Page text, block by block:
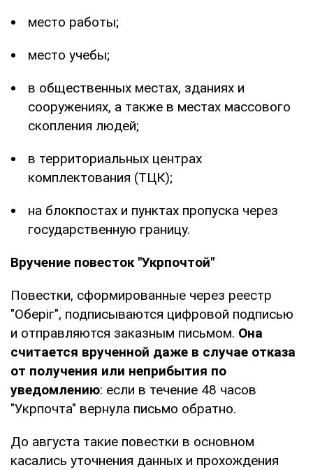
место работы;
место учебы;
в общественных местах, зданиях и
сооружениях, а также в местах массового
скопления людей;
в территориальных центрах
комплектования (ТЦК);
на блокпостах и пунктах пропуска через
государственную границу.
Вручение повесток "Укрпочтой"
Повестки, сформированные через реестр
"Оберіг", подписываются цифровой подписью
и отправляются заказным письмом. Она
считается врученной даже в случае отказа
от получения или неприбытия по
уведомлению: если в течение 48 часов
"Укрпочта" вернула письмо обратно.
До августа такие повестки в основном
касались уточнения данных и прохождения